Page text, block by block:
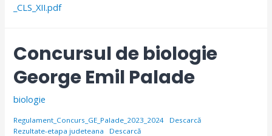
_CLS_XII.pdf
Concursul de biologie
George Emil Palade
biologie
Regulament_Concurs_GE_Palade_2023_2024
Descarcă
Rezultate-etapa judeteana
Descarcă